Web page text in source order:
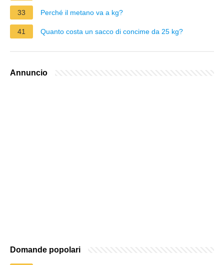
33 Perché il metano va a kg?
41 Quanto costa un sacco di concime da 25 kg?
Annuncio
Domande popolari